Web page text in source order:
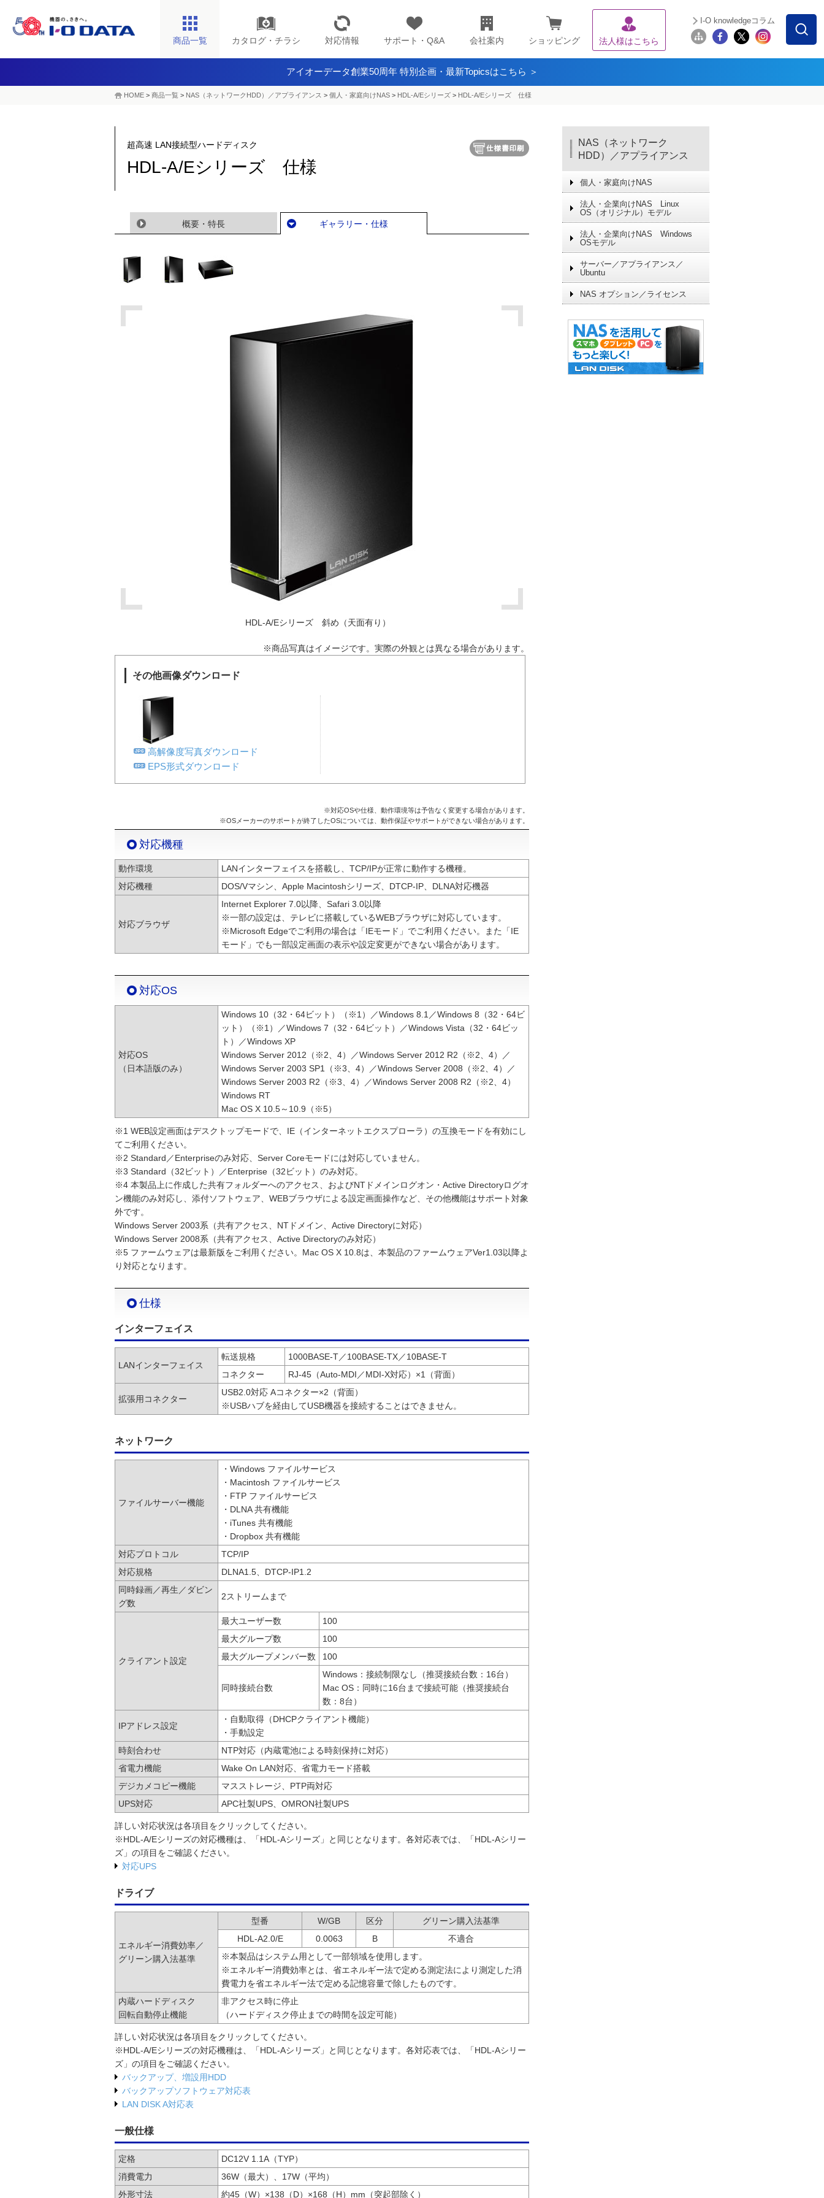
商品一覧 カタログ・チラシ 対応情報 サポート・Q&A 会社案内 ショッピング 法人様はこちら
I-O knowledgeコラム
アイオーデータ創業50周年 特別企画・最新Topicsはこちら ＞
HOME > 商品一覧 > NAS（ネットワークHDD）／アプライアンス​ > 個人・家庭向けNAS > HDL-A/Eシリーズ > HDL-A/Eシリーズ 仕様
超高速 LAN接続型ハードディスク
HDL-A/Eシリーズ 仕様
概要・特長 ギャラリー・仕様
HDL-A/Eシリーズ 斜め（天面有り）
※商品写真はイメージです。実際の外観とは異なる場合があります。
その他画像ダウンロード
高解像度写真ダウンロード
EPS形式ダウンロード
※対応OSや仕様、動作環境等は予告なく変更する場合があります。
※OSメーカーのサポートが終了したOSについては、動作保証やサポートができない場合があります。
対応機種
動作環境
LANインターフェイスを搭載し、TCP/IPが正常に動作する機種。
対応機種
DOS/Vマシン、Apple Macintoshシリーズ、DTCP-IP、DLNA対応機器
対応ブラウザ
Internet Explorer 7.0以降、Safari 3.0以降
※一部の設定は、テレビに搭載しているWEBブラウザに対応しています。
※Microsoft Edgeでご利用の場合は「IEモード」でご利用ください。また「IE
モード」でも一部設定画面の表示や設定変更ができない場合があります。
対応OS
対応OS
（日本語版のみ）
Windows 10（32・64ビット）（※1）／Windows 8.1／Windows 8（32・64ビ
ット）（※1）／Windows 7（32・64ビット）／Windows Vista（32・64ビッ
ト）／Windows XP
Windows Server 2012（※2、4）／Windows Server 2012 R2（※2、4）／
Windows Server 2003 SP1（※3、4）／Windows Server 2008（※2、4）／
Windows Server 2003 R2（※3、4）／Windows Server 2008 R2（※2、4）
Windows RT
Mac OS X 10.5～10.9（※5）
※1 WEB設定画面はデスクトップモードで、IE（インターネットエクスプローラ）の互換モードを有効にし
てご利用ください。
※2 Standard／Enterpriseのみ対応、Server Coreモードには対応していません。
※3 Standard（32ビット）／Enterprise（32ビット）のみ対応。
※4 本製品上に作成した共有フォルダーへのアクセス、およびNTドメインログオン・Active Directoryログオ
ン機能のみ対応し、添付ソフトウェア、WEBブラウザによる設定画面操作など、その他機能はサポート対象
外です。
Windows Server 2003系（共有アクセス、NTドメイン、Active Directoryに対応）
Windows Server 2008系（共有アクセス、Active Directoryのみ対応）
※5 ファームウェアは最新版をご利用ください。Mac OS X 10.8は、本製品のファームウェアVer1.03以降よ
り対応となります。
仕様
インターフェイス
LANインターフェイス
転送規格
1000BASE-T／100BASE-TX／10BASE-T
コネクター
RJ-45（Auto-MDI／MDI-X対応）×1（背面）
拡張用コネクター
USB2.0対応 Aコネクター×2（背面）
※USBハブを経由してUSB機器を接続することはできません。
ネットワーク
ファイルサーバー機能
・Windows ファイルサービス
・Macintosh ファイルサービス
・FTP ファイルサービス
・DLNA 共有機能
・iTunes 共有機能
・Dropbox 共有機能
対応プロトコル
TCP/IP
対応規格
DLNA1.5、DTCP-IP1.2
同時録画／再生／ダビン
グ数
2ストリームまで
クライアント設定
最大ユーザー数
100
最大グループ数
100
最大グループメンバー数
100
同時接続台数
Windows：接続制限なし（推奨接続台数：16台）
Mac OS：同時に16台まで接続可能（推奨接続台
数：8台）
IPアドレス設定
・自動取得（DHCPクライアント機能）
・手動設定
時刻合わせ
NTP対応（内蔵電池による時刻保持に対応）
省電力機能
Wake On LAN対応、省電力モード搭載
デジカメコピー機能
マスストレージ、PTP両対応
UPS対応
APC社製UPS、OMRON社製UPS
詳しい対応状況は各項目をクリックしてください。
※HDL-A/Eシリーズの対応機種は、「HDL-Aシリーズ」と同じとなります。各対応表では、「HDL-Aシリー
ズ」の項目をご確認ください。
対応UPS
ドライブ
エネルギー消費効率／
グリーン購入法基準
型番 W/GB 区分
グリーン購入法基準
HDL-A2.0/E
0.0063 B
不適合
※本製品はシステム用として一部領域を使用します。
※エネルギー消費効率とは、省エネルギー法で定める測定法により測定した消
費電力を省エネルギー法で定める記憶容量で除したものです。
内蔵ハードディスク
回転自動停止機能
非アクセス時に停止
（ハードディスク停止までの時間を設定可能）
詳しい対応状況は各項目をクリックしてください。
※HDL-A/Eシリーズの対応機種は、「HDL-Aシリーズ」と同じとなります。各対応表では、「HDL-Aシリー
ズ」の項目をご確認ください。
バックアップ、増設用HDD
バックアップソフトウェア対応表
LAN DISK A対応表
一般仕様
定格
DC12V 1.1A（TYP）
消費電力
36W（最大）、17W（平均）
外形寸法
約45（W）×138（D）×168（H）mm（突起部除く）
NAS（ネットワーク
HDD）／アプライアンス
個人・家庭向けNAS
法人・企業向けNAS Linux
OS（オリジナル）モデル
法人・企業向けNAS Windows
OSモデル
サーバー／アプライアンス／
Ubuntu
NAS オプション／ライセンス